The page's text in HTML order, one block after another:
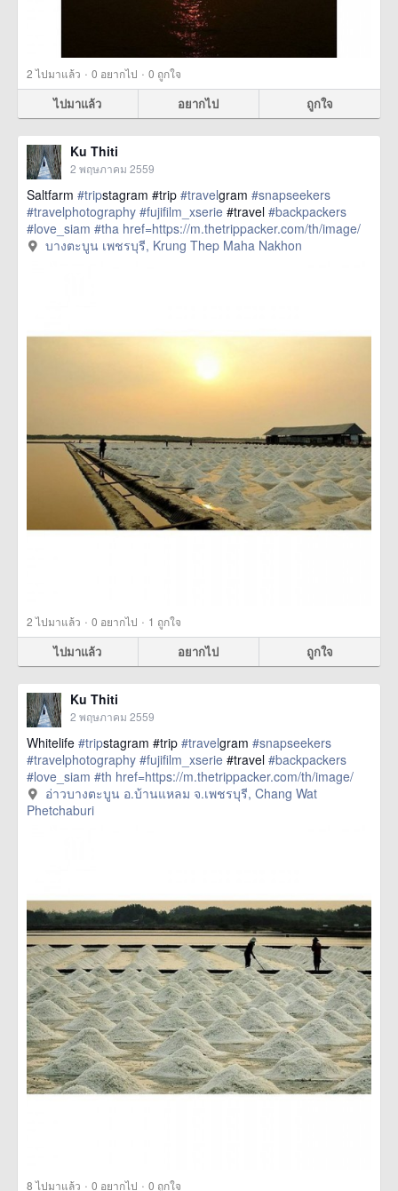
2ไปมาแล้ว · 0 อยากไป · 0 ถูกใจ
ไปมาแล้ว อยากไป ถูกใจ
Ku Thiti
2 พฤษภาคม 2559
Saltfarm #tripstagram #trip #travelgram #snapseekers
#travelphotography #fujifilm_xserie #travel #backpackers
#love_siam #tha href=https://m.thetrippacker.com/th/image/
บางตะบูนเพชรบุรี/193889> more
บางตะบูน เพชรบุรี, Krung Thep Maha Nakhon
2ไปมาแล้ว · 0 อยากไป · 1 ถูกใจ
ไปมาแล้ว อยากไป ถูกใจ
Ku Thiti
2 พฤษภาคม 2559
Whitelife #tripstagram #trip #travelgram #snapseekers
#travelphotography #fujifilm_xserie #travel #backpackers
#love_siam #th href=https://m.thetrippacker.com/th/image/
อ่าวบางตะบูนอบ้านแหลมจเพชรบุรี/193888> more
อ่าวบางตะบูน อ.บ้านแหลม จ.เพชรบุรี, Chang Wat
Phetchaburi
8ไปมาแล้ว · 0 อยากไป · 0 ถูกใจ